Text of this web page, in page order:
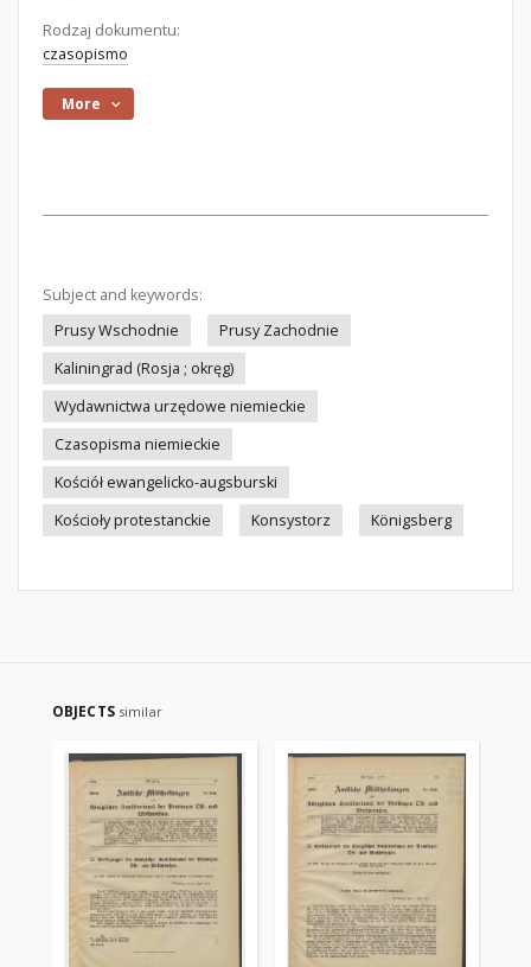
Rodzaj dokumentu:
czasopismo
More
Subject and keywords:
Prusy Wschodnie
Prusy Zachodnie
Kaliningrad (Rosja ; okręg)
Wydawnictwa urzędowe niemieckie
Czasopisma niemieckie
Kościół ewangelicko-augsburski
Kościoły protestanckie
Konsystorz Königsberg
OBJECTS similar